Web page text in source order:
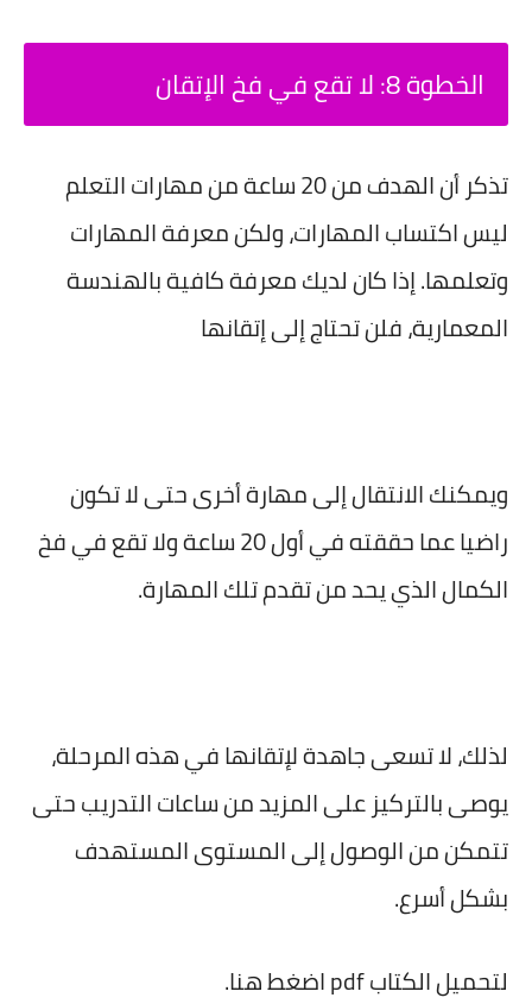
الخطوة 8: لا تقع في فخ الإتقان
تذكر أن الهدف من 20 ساعة من مهارات التعلم
ليس اكتساب المهارات، ولكن معرفة المهارات
وتعلمها. إذا كان لديك معرفة كافية بالهندسة
المعمارية، فلن تحتاج إلى إتقانها
ويمكنك الانتقال إلى مهارة أخرى حتى لا تكون
راضيا عما حققته في أول 20 ساعة ولا تقع في فخ
الكمال الذي يحد من تقدم تلك المهارة.
لذلك، لا تسعى جاهدة لإتقانها في هذه المرحلة،
يوصى بالتركيز على المزيد من ساعات التدريب حتى
تتمكن من الوصول إلى المستوى المستهدف
بشكل أسرع.
لتحميل الكتاب pdf اضغط هنا.